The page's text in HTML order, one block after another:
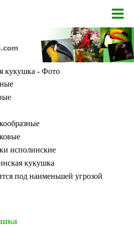
кукушка - Фото
исполинские
кукушка
под наименьшей угрозой